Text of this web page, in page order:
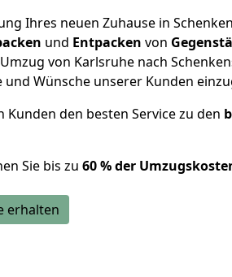
Ihres neuen Zuhause in
und Entpacken von
von Karlsruhe nach
Wünsche unserer Kunden
den besten Service zu den
Sie bis zu 60 % der
erhalten